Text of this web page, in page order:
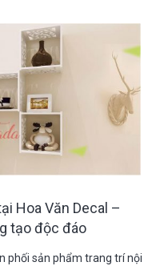
Hoa Văn Decal –
tạo độc đáo
phối sản phẩm trang trí nội